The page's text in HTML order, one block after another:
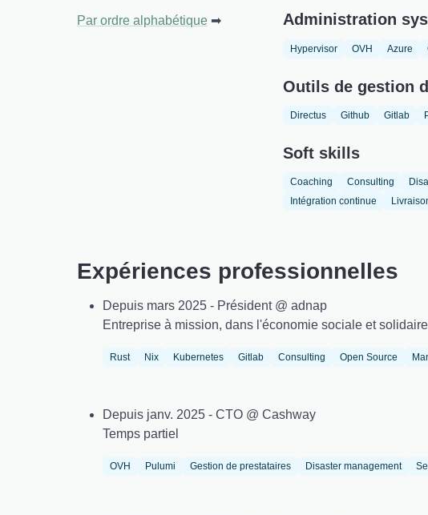
Par ordre alphabétique Administration
Hypervisor OVH Azure
Outils de gestion
Directus Github Gitlab
Soft skills
Coaching Consulting
Intégration continue
Expériences professionnelles
Depuis mars 2025 - Président @ adnap
Entreprise à mission, dans l'économie sociale et
Rust Nix Kubernetes Gitlab Consulting Open Source
Depuis janv. 2025 - CTO @ Cashway
Temps partiel
OVH Pulumi Gestion de prestataires Disaster management